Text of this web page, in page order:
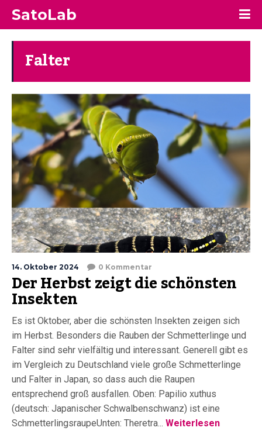
SatoLab
Falter
14. Oktober 2024 0 Kommentar
Der Herbst zeigt die schönsten
Insekten
Es ist Oktober, aber die schönsten Insekten zeigen sich
im Herbst. Besonders die Rauben der Schmetterlinge und
Falter sind sehr vielfältig und interessant. Generell gibt es
im Vergleich zu Deutschland viele große Schmetterlinge
und Falter in Japan, so dass auch die Raupen
entsprechend groß ausfallen. Oben: Papilio xuthus
(deutsch: Japanischer Schwalbenschwanz) ist eine
SchmetterlingsraupeUnten: Theretra... Weiterlesen